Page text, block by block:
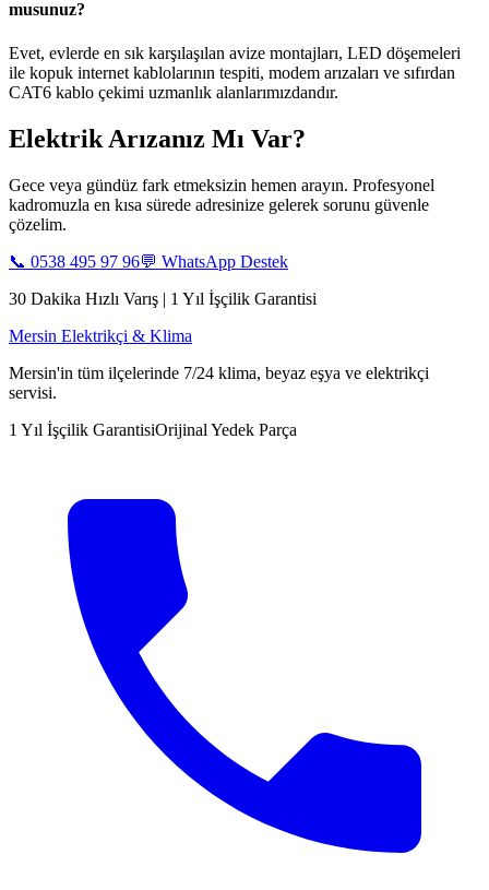
musunuz?
Evet, evlerde en sık karşılaşılan avize montajları, LED döşemeleri
ile kopuk internet kablolarının tespiti, modem arızaları ve sıfırdan
CAT6 kablo çekimi uzmanlık alanlarımızdandır.
Elektrik Arızanız Mı Var?
Gece veya gündüz fark etmeksizin hemen arayın. Profesyonel
kadromuzla en kısa sürede adresinize gelerek sorunu güvenle
çözelim.
📞 0538 495 97 96💬 WhatsApp Destek
30 Dakika Hızlı Varış | 1 Yıl İşçilik Garantisi
Mersin Elektrikçi & Klima
Mersin'in tüm ilçelerinde 7/24 klima, beyaz eşya ve elektrikçi
servisi.
1 Yıl İşçilik GarantisiOrijinal Yedek Parça